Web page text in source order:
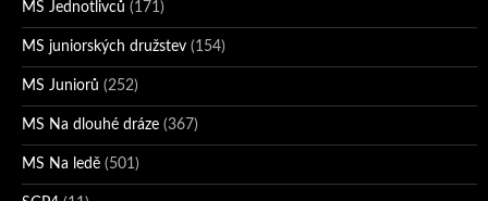
MS Jednotlivců (171)
MS juniorských družstev (154)
MS Juniorů (252)
MS Na dlouhé dráze (367)
MS Na ledě (501)